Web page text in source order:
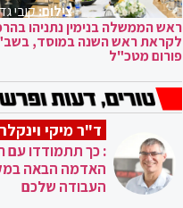
צילום:קובי
ראש הממשלה בנימין נתניהו
לקראת ראש השנה במוסד,
פורום מטכ"ל
ד"ר מיקי וינקלר
: כך תתמודדו עם
האדמה הבאה
העבודה שלכם